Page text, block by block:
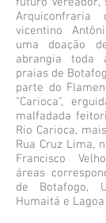
vicentino
uma doação
abrangia toda
praias de
parte do
"Carioca",
malfadada
Rio Carioca,
Rua Cruz Lima,
Francisco
áreas
de Botafogo,
Humaitá e